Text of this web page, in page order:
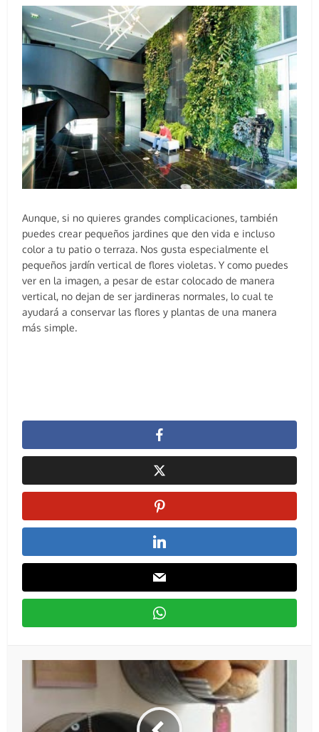
Aunque, si no quieres grandes complicaciones, también
puedes crear pequeños jardines que den vida e incluso
color a tu patio o terraza. Nos gusta especialmente el
pequeños jardín vertical de flores violetas. Y como puedes
ver en la imagen, a pesar de estar colocado de manera
vertical, no dejan de ser jardineras normales, lo cual te
ayudará a conservar las flores y plantas de una manera
más simple.